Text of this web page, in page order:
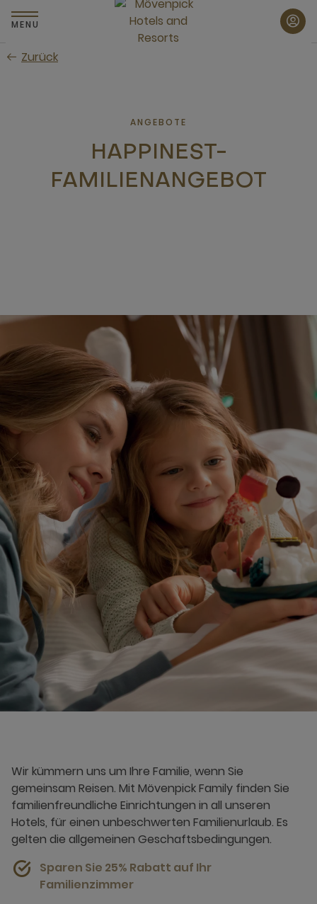
Zum
Hauptinhalt
MENU
Zurück
ANGEBOTE
HAPPINEST-
FAMILIENANGEBOT
Wir kümmern uns um Ihre Familie, wenn Sie
gemeinsam Reisen. Mit Mövenpick Family finden Sie
familienfreundliche Einrichtungen in all unseren
Hotels, für einen unbeschwerten Familienurlaub. Es
gelten die allgemeinen Geschaftsbedingungen.
Sparen Sie 25% Rabatt auf Ihr
Familienzimmer